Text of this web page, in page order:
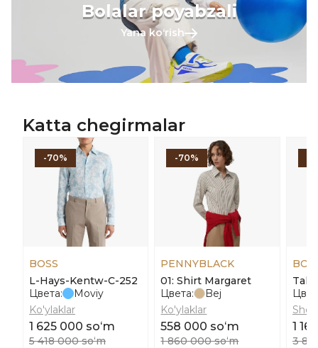
Bolalar poyabzali
Yana koʻrish
Katta chegirmalar
-70%
BOSS
L-Hays-Kentw-C-252
Цвета:
Moviy
Ko'ylaklar
1 625 000 soʻm
5 418 000 soʻm
-70%
PENNYBLACK
01: Shirt Margaret
Цвета:
Bej
Ko'ylaklar
558 000 soʻm
1 860 000 soʻm
1
3